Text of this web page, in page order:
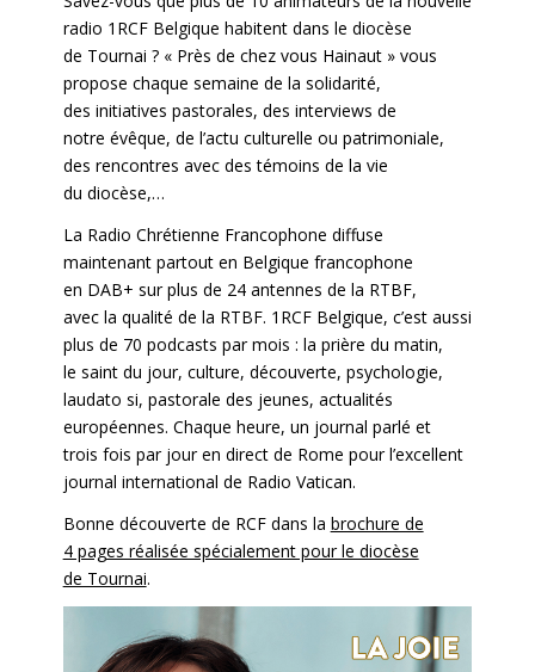
radio 1RCF Belgique habitent dans le diocèse
de Tournai ? « Près de chez vous Hainaut » vous
propose chaque semaine de la solidarité,
des initiatives pastorales, des interviews de
notre évêque, de l’actu culturelle ou patrimoniale,
des rencontres avec des témoins de la vie
du diocèse,…
La Radio Chrétienne Francophone diffuse
maintenant partout en Belgique francophone
en DAB+ sur plus de 24 antennes de la RTBF,
avec la qualité de la RTBF. 1RCF Belgique, c’est aussi
plus de 70 podcasts par mois : la prière du matin,
le saint du jour, culture, découverte, psychologie,
laudato si, pastorale des jeunes, actualités
européennes. Chaque heure, un journal parlé et
trois fois par jour en direct de Rome pour l’excellent
journal international de Radio Vatican.
Bonne découverte de RCF dans la brochure de
4 pages réalisée spécialement pour le diocèse
de Tournai.